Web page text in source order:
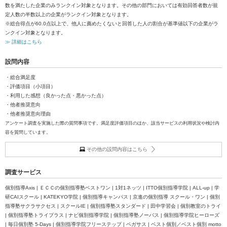
数を満たした企業のみランクイン対象となります。その他の部門においては有効回答者数が規
定人数の半数以上の企業がランクイン対象となります。
※総合得点が60.0点以上で、他人に薦めたくないと回答した人の割合が基準値以下の企業がラ
ンクイン対象となります。
≫ 詳細はこちら
設問内容
・総合満足度
・評価項目（小項目）
・利用した感想（良かった点・悪かった点）
・他者推奨意向
・他者推奨意向理由
アンケート調査を実施した際の質問事項です。満足度評価項目のほか、該当サービスの利用状況や検討内
容を質問しています。
その他の設問内容はこちら
調査サービス
個別指導Axis | ＥＣＣの個別指導塾ベストワン | 1対1ネッツ | ITTO個別指導学院 | ALL-up | 学
研CAIスクール | KATEKYO学院 | 個別指導キャンパス | 京進の個別指導 スクール・ワン | 個別
指導塾サクラサクセス | スクールIE | 個別指導塾スタンダード | 田中学習会 | 個別教室のトライ
| 個別指導塾トライプラス | ナビ個別指導学院 | 個別指導塾ノーバス | 個別指導学院ヒーローズ
| 毎日個別塾 5-Days | 個別指導学院フリーステップ | ペガサス | ベスト個別／ベスト個別 motto